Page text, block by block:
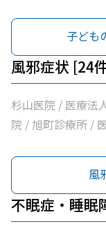
法人社団輝恭会い
法人社団周生会
内科クリニック /
療法人社団蒼生会
丘クリニック / 光
/ 医療法人社団清
人社団金谷クリニ
科クリニック /
生会杉田クリニッ
ック / 医療法人社
医院 / 医療法人社
社団誠信会わかば
子ども
風邪症状 [24
杉山医院 / 医療法
院 / 旭町診療所 /
科・老年内科 / 医
団慈誠会慈誠会
協会練馬光が丘病
ニック東館分院内
風
不眠症・睡眠